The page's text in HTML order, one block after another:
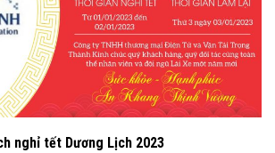
nghỉ tết Dương Lịch 2023